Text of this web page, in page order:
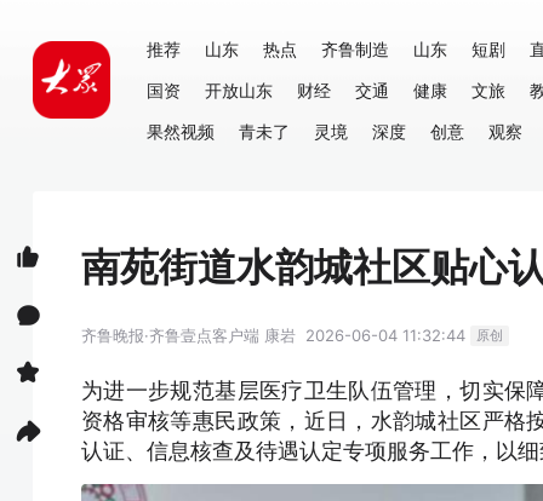
推荐 山东 热点 齐鲁制造 山东 短剧
国资
开放山东 财经 交通 健康 文旅
果然视频
青未了 灵境 深度 创意 观察
南苑街道水韵城社区贴心
齐鲁晚报·齐鲁壹点客户端 康岩 2026-06-04 11:32:44 原创
为进一步规范基层医疗卫生队伍管理，切实保
资格审核等惠民政策，近日，水韵城社区严格
认证、信息核查及待遇认定专项服务工作，以